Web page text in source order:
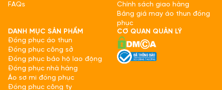
FAQs
Chính sách giao hàng
Bảng giá may áo thun đồng
phục
DANH MỤC SẢN PHẨM
Đồng phục áo thun
Đồng phục công sở
Đồng phục bảo hộ lao động
Đồng phục nhà hàng
Áo sơ mi đồng phục
Đồng phục công ty
CƠ QUAN QUẢN LÝ